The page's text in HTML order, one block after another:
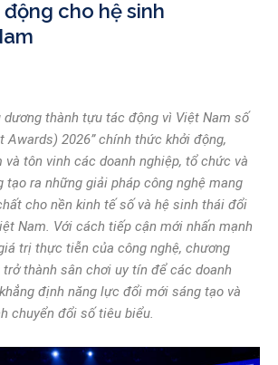
cho hệ sinh
dương thành tựu tác động vì Việt Nam số
Awards) 2026” chính thức khởi động,
tôn vinh các doanh nghiệp, tổ chức và
tạo ra những giải pháp công nghệ mang
cho nền kinh tế số và hệ sinh thái đổi
Nam. Với cách tiếp cận mới nhấn mạnh
trị thực tiễn của công nghệ, chương
thành sân chơi uy tín để các doanh
định năng lực đổi mới sáng tạo và
chuyển đổi số tiêu biểu.